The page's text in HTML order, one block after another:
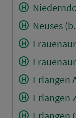
Neuses
Erlangen
Erlangen